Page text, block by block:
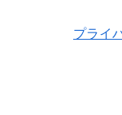
プライ